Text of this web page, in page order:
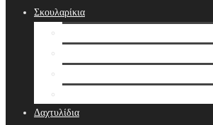
Σκουλαρίκια
Δαχτυλίδια